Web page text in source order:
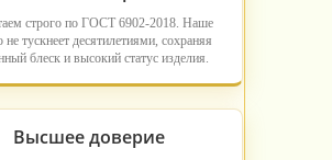
строго по ГОСТ 6902-2018. Наше
не тускнеет десятилетиями, сохраняя
блеск и высокий статус изделия.
Высшее доверие